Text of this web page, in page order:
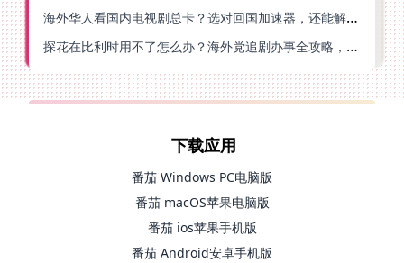
海外华人看国内电视剧总卡？选对回国加速器，还能解决菲律宾打不开反诈中心的问题
探花在比利时用不了怎么办？海外党追剧办事全攻略，选对加速器就够了
下载应用
番茄 Windows PC电脑版
番茄 macOS苹果电脑版
番茄 ios苹果手机版
番茄 Android安卓手机版